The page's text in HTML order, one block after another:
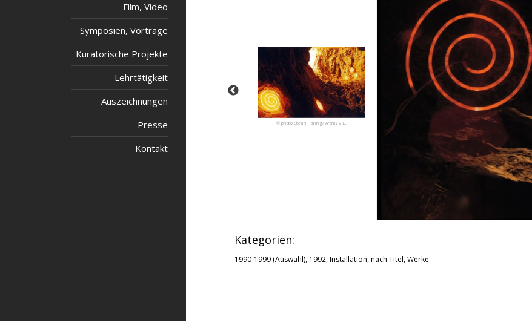
Film, Video
Symposien, Vorträge
Kuratorische Projekte
Lehrtätigkeit
Auszeichnungen
Presse
Kontakt
© photo Stefan Haring / Archiv V.E. © photo Stefan Haring / Archiv V.E.
Kategorien:
1990-1999 (Auswahl), 1992, Installation, nach Titel, Werke